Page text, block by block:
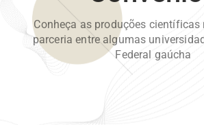
Conheça as produções científicas
parceria entre algumas
Federal gaúcha